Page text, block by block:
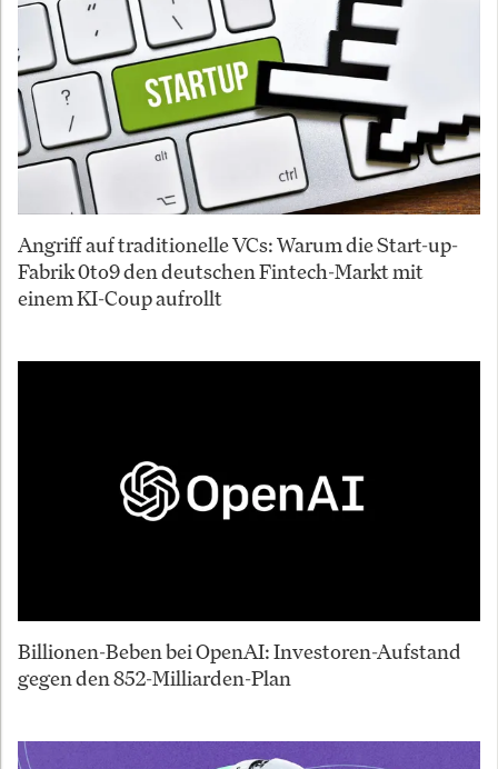
Angriff auf traditionelle VCs: Warum die Start-up-
Fabrik 0to9 den deutschen Fintech-Markt mit
einem KI-Coup aufrollt
Billionen-Beben bei OpenAI: Investoren-Aufstand
gegen den 852-Milliarden-Plan